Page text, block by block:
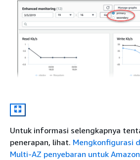
Untuk informasi selengkapnya
penerapan, lihat. Mengkonfigurasi
Multi-AZ penyebaran untuk Amazon